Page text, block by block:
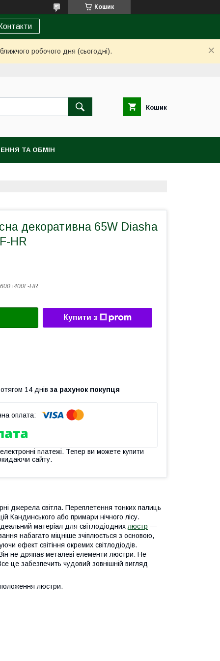
Кошик
робочого дня (сьогодні).
Кошик
ТА ОБМІН
декоративна 65W Diasha
HR
HR
Купити з
14 днів за рахунок покупця
платежі. Тепер ви можете купити
сайту.
джерела світла. Переплетення тонких палиць
Кандинського або примари нічного лісу.
матеріал для світлодіодних люстр —
набагато міцніше зчіплюється з основою,
ефект світіння окремих світлодіодів.
не дряпає металеві елементи люстри. Не
це забезпечить чудовий зовнішній вигляд
положення люстри.